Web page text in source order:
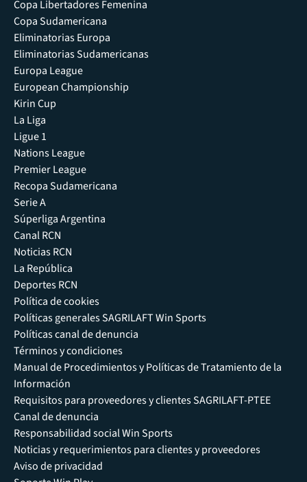
Copa Libertadores Femenina
Copa Sudamericana
Eliminatorias Europa
Eliminatorias Sudamericanas
Europa League
European Championship
Kirin Cup
La Liga
Ligue 1
Nations League
Premier League
Recopa Sudamericana
Serie A
Súperliga Argentina
Canal RCN
Noticias RCN
La República
Deportes RCN
Política de cookies
Políticas generales SAGRILAFT Win Sports
Políticas canal de denuncia
Términos y condiciones
Manual de Procedimientos y Políticas de Tratamiento de la
Información
Requisitos para proveedores y clientes SAGRILAFT-PTEE
Canal de denuncia
Responsabilidad social Win Sports
Noticias y requerimientos para clientes y proveedores
Aviso de privacidad